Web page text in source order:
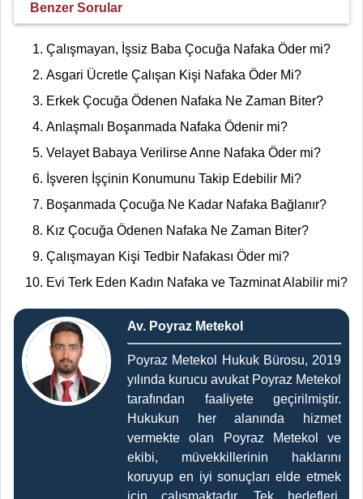
Benzer Sorular
Çalışmayan, İşsiz Baba Çocuğa Nafaka Öder mi?
Asgari Ücretle Çalışan Kişi Nafaka Öder Mi?
Erkek Çocuğa Ödenen Nafaka Ne Zaman Biter?
Anlaşmalı Boşanmada Nafaka Ödenir mi?
Velayet Babaya Verilirse Anne Nafaka Öder mi?
İşveren İşçinin Konumunu Takip Edebilir Mi?
Boşanmada Çocuğa Ne Kadar Nafaka Bağlanır?
Kız Çocuğa Ödenen Nafaka Ne Zaman Biter?
Çalışmayan Kişi Tedbir Nafakası Öder mi?
Evi Terk Eden Kadın Nafaka ve Tazminat Alabilir mi?
Av. Poyraz Metekol
Poyraz Metekol Hukuk Bürosu, 2019
yılında kurucu avukat Poyraz Metekol
tarafından faaliyete geçirilmiştir.
Hukukun her alanında hizmet
vermekte olan Poyraz Metekol ve
ekibi, müvekkillerinin haklarını
koruyup en iyi sonuçları elde etmek